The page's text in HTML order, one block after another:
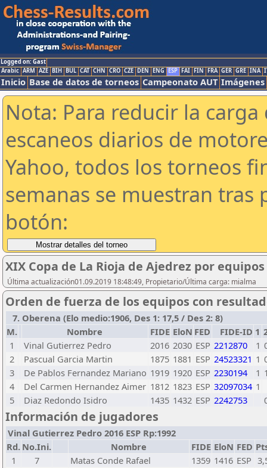
Logged on: Gast
Arabic ARM AZE BIH BUL CAT CHN CRO CZE DEN ENG ESP FAI FIN FRA GER GRE INA
Inicio Base de datos de torneos Campeonato AUT Imágenes
Nota: Para reducir la
escaneos diarios de
Yahoo, todos los torneos
semanas se muestran tras
botón:
XIX Copa de La Rioja de Ajedrez por equipos
Última actualización01.09.2019 18:48:49, Propietario/Última carga: mialma
Orden de fuerza de los equipos con
7. Oberena (Elo medio:1906, Des 1: 17,5 / Des 2: 8)
M.
Nombre FIDE EloN FED FIDE-ID 1
1
Vinal Gutierrez Pedro 2016 2030 ESP 2212870 1
2
Pascual Garcia Martin 1875 1881 ESP 24523321 1
3
De Pablos Fernandez Mariano 1919 1920 ESP 2230194 1
4
Del Carmen Hernandez Aimer 1812 1823 ESP 32097034 1
5
Diaz Redondo Isidro 1435 1432 ESP 2242753
Información de jugadores
Vinal Gutierrez Pedro 2016 ESP Rp:1992
Rd. No.Ini. Nombre FIDE EloN FED
1
7 Matas Conde Rafael 1359 1416 ESP